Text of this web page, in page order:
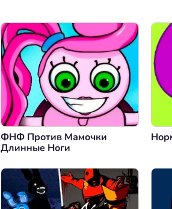
ФНФ Против Мамочки
Длинные Ноги